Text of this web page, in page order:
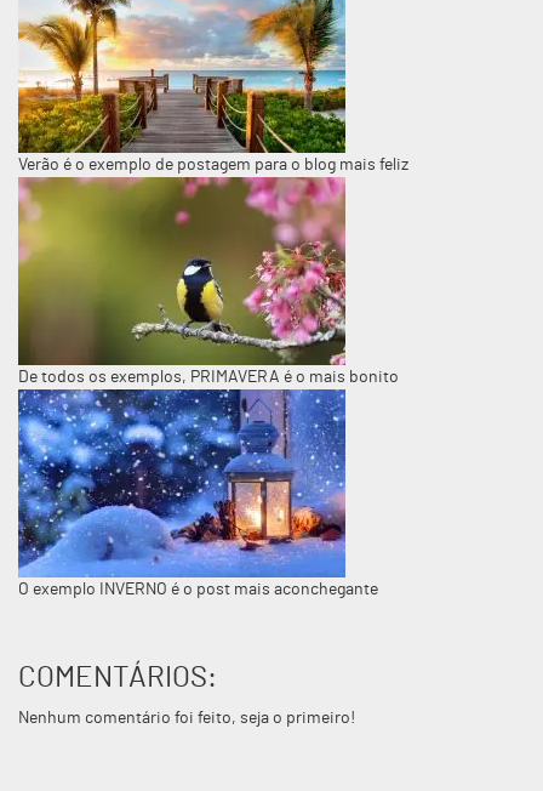
Verão é o exemplo de postagem para o blog mais feliz
De todos os exemplos, PRIMAVERA é o mais bonito
O exemplo INVERNO é o post mais aconchegante
COMENTÁRIOS:
Nenhum comentário foi feito, seja o primeiro!